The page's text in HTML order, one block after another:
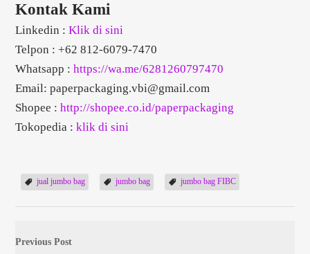
Kontak Kami
Linkedin :Klik di sini
Telpon : +62 812-6079-7470
Whatsapp :https://wa.me/6281260797470
Email:paperpackaging.vbi@gmail.com
Shopee :http://shopee.co.id/paperpackaging
Tokopedia :klik di sini
jual jumbo bag jumbo bag jumbo bag FIBC
Previous Post